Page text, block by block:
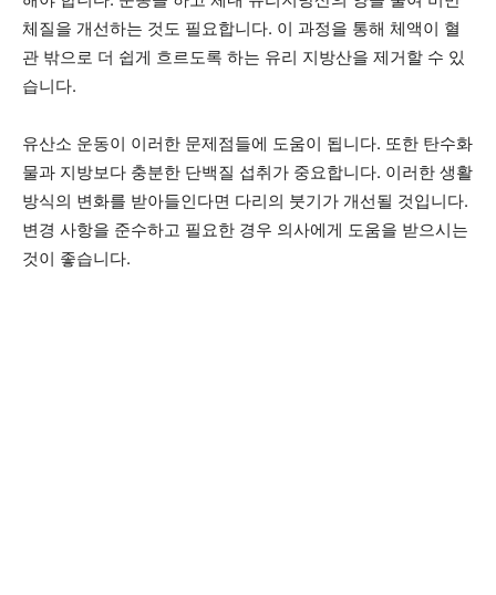
체질을 개선하는 것도 필요합니다. 이 과정을 통해 체액이 혈
관 밖으로 더 쉽게 흐르도록 하는 유리 지방산을 제거할 수 있
습니다.
유산소 운동이 이러한 문제점들에 도움이 됩니다. 또한 탄수화
물과 지방보다 충분한 단백질 섭취가 중요합니다. 이러한 생활
방식의 변화를 받아들인다면 다리의 붓기가 개선될 것입니다.
변경 사항을 준수하고 필요한 경우 의사에게 도움을 받으시는
것이 좋습니다.